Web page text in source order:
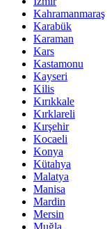
Kahramanmaraş
Karabük
Karaman
Kars
Kastamonu
Kayseri
Kilis
Kırıkkale
Kırklareli
Kırşehir
Kocaeli
Konya
Kütahya
Malatya
Manisa
Mardin
Mersin
Muğla